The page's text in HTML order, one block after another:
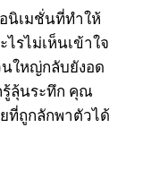
อนิเมชั่นที่ทำให้
รไม่เห็นเข้าใจ
นใหญ่กลับยังอด
รู้ลุ้นระทึก คุณ
ที่ถูกลักพาตัวได้